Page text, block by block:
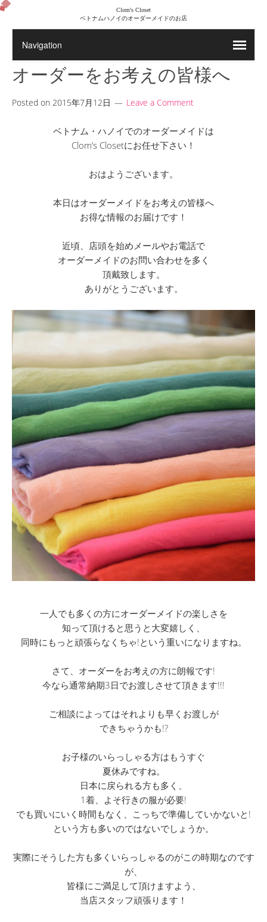
Clom's Closet
ベトナムハノイのオーダーメイドのお店
オーダーをお考えの皆様へ
Posted on 2015年7月12日 Leave a Comment
ベトナム・ハノイでのオーダーメイドは
Clom’s Closetにお任せ下さい！
おはようございます。
本日はオーダーメイドをお考えの皆様へ
お得な情報のお届けです！
近頃、店頭を始めメールやお電話で
オーダーメイドのお問い合わせを多く
頂戴致します。
ありがとうございます。
一人でも多くの方にオーダーメイドの楽しさを
知って頂けると思うと大変嬉しく、
同時にもっと頑張らなくちゃ!という重いになりますね。
さて、オーダーをお考えの方に朗報です!
今なら通常納期3日でお渡しさせて頂きます!!!
ご相談によってはそれよりも早くお渡しが
できちゃうかも!?
お子様のいらっしゃる方はもうすぐ
夏休みですね。
日本に戻られる方も多く、
1着、よそ行きの服が必要!
でも買いにいく時間もなく、こっちで準備していかないと!
という方も多いのではないでしょうか。
実際にそうした方も多くいらっしゃるのがこの時期なのです
が、
皆様にご満足して頂けますよう、
当店スタッフ頑張ります！